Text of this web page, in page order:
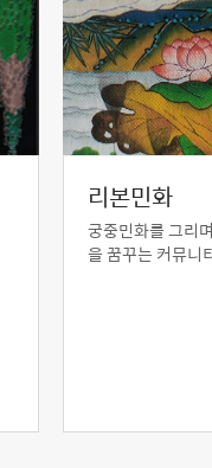
리본민화
궁중민화를 그리
을 꿈꾸는 커뮤니